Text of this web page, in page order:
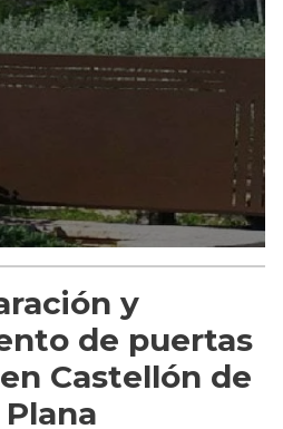
y
de puertas
Castellón de
Plana